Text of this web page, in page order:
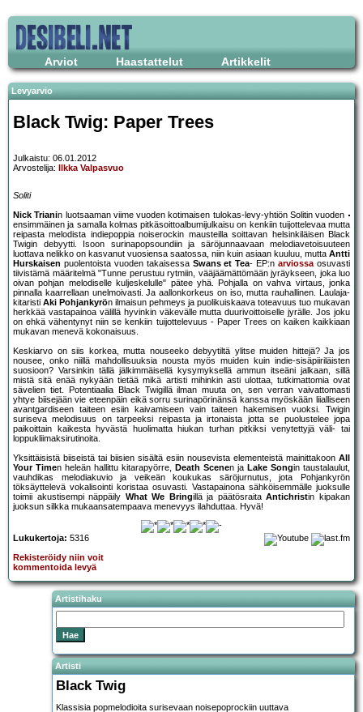
Arviot Haastattelut Artikkelit
Levyarvio
Black Twig: Paper Trees
Julkaistu: 06.01.2012
Arvostelija:
Ilkka Valpasvuo
Soliti
Nick Trianin luotsaaman viime vuoden kotimaisen tulokas-levy-yhtiön Solitin vuoden
ensimmäinen ja samalla kolmas pitkäsoittoalbumijulkaisu on kenkiin tuijottelevaa mutta
reipasta melodista indiepoppia noiserockin mausteilla soittavan helsinkiläisen Black
Twigin debyytti. Isoon surinapopsoundiin ja säröjunnaavaan melodiavetoisuuteen
luottava nelikko on kasvanut vuosiensa saatossa, niin kuin asiaan kuuluu, mutta Antti
Hurskaisen puolentoista vuoden takaisessa Swans et Tea- EP:narviossaosuvasti
tiivistämä määritelmä "Tunne perustuu rytmiin, vääjäämättömään jyräykseen, joka luo
oivan pohjan melodiselle kuljeskelulle" pätee yhä. Pohjalla on vahva virtaus, jonka
pinnalla kaarrellaan unelmoivasti. Ja aallonkorkeus on iso, mutta rauhallinen. Laulaja-
kitaristi Aki Pohjankyrön ilmaisun pehmeys ja puolikuiskaava toteavuus tuo mukavan
herkkää vastapainoa välillä hyvinkin väkevälle mutta duurivoittoiselle jyrälle. Jos joku
on ehkä vähentynyt niin se kenkiin tuijottelevuus - Paper Trees on kaiken kaikkiaan
mukavan menevä kokonaisuus.
Keskiarvo on siis korkea, mutta nouseeko debyytiltä ylitse muiden hittejä? Ja jos
nousee, onko niillä mahdollisuuksia nousta myös muiden kuin indie-sisäpiiriläisten
suosioon? Varsinkin tällä jälkimmäisellä kysymyksellä ammun itseäni jalkaan, sillä
mistä sitä enää nykyään tietää mikä artisti mihinkin asti ulottaa, tutkimattomia ovat
sävelien tiet. Potentiaalia Black Twigillä ilman muuta on, sen verran vaivattomasti
yhtye biisejään vie eteenpäin eikä sorru surinapörinänsä kanssa myöskään liialliseen
avantgardiseen taiteen esiin kaivamiseen vain taiteen hakemisen vuoksi. Twigin
suriseva melodisuus on tarpeeksi reipasta ja irtonaista jotta se puolustelee jopa
paikoittain kaikesta hyvästä huolimatta hiukan turhan pitkiksi venytettyjä väli- tai
loppukliimaksirutinoita.
Yksittäisistä biiseistä tai biisien sisältä esiin nousevista elementeistä mainittakoon All
Your Timen heleän hallittu kitarapyörre, Death Scenen ja Lake Songin taustalaulut,
vauhdikas melodiakuvio ja veikeän koukukas säröjurnutus, jota Pohjankyrön
töksäyttelevä vokalisointi koristaa osuvasti. Vastapainona sähköisemmälle juoksulle
toimii akustisempi näppäily What We Bringillä ja päätösraitaAntichristin kipakan
juoksun silkka mukaansatempaava menevyys ilahduttaa. Hyvä!
Lukukertoja: 5316
Rekisteröidy niin voit
kommentoida levyä
Artistihaku
Artisti
Black Twig
Klassisia popmelodioita surisevaan noisepoprockiin uuttava